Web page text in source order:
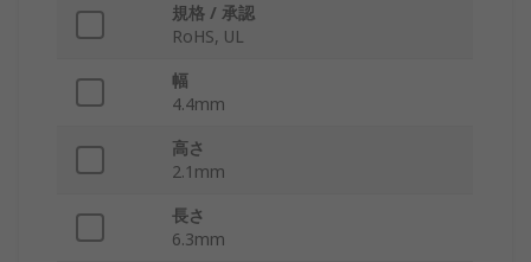
規格 / 承認
RoHS, UL
幅
4.4mm
高さ
2.1mm
長さ
6.3mm